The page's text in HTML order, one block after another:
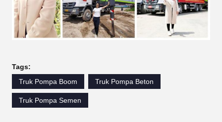
Tags:
Truk Pompa Boom
Truk Pompa Beton
Truk Pompa Semen